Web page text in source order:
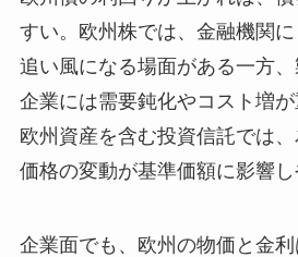
すい。欧州株では、金融機関
追い風になる場面がある一方
企業には需要鈍化やコスト増が
欧州資産を含む投資信託では
価格の変動が基準価額に影響し
企業面でも、欧州の物価と金